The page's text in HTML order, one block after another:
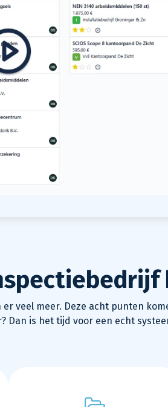
veel meer. Deze acht punten
Dan is het tijd voor een echt